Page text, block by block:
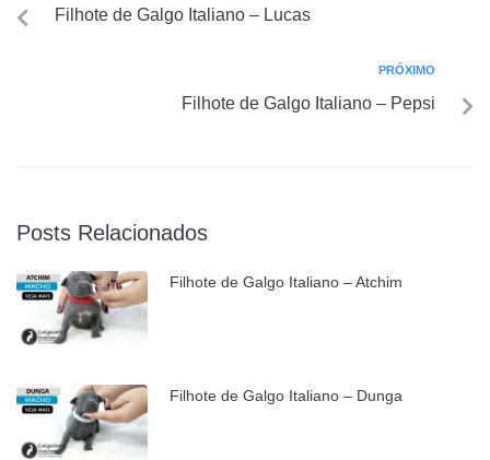
Filhote de Galgo Italiano – Lucas
PRÓXIMO
Filhote de Galgo Italiano – Pepsi
Posts Relacionados
Filhote de Galgo Italiano – Atchim
Filhote de Galgo Italiano – Dunga